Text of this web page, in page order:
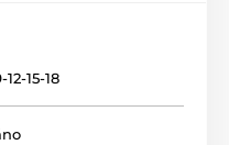
12-15-18